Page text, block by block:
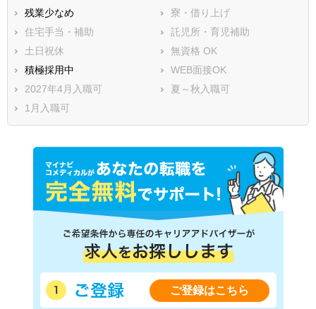
残業少なめ
寮・借り上げ
住宅手当・補助
託児所・育児補助
土日祝休
無資格 OK
積極採用中
WEB面接OK
2027年4月入職可
夏～秋入職可
1月入職可
ご登録はこちら